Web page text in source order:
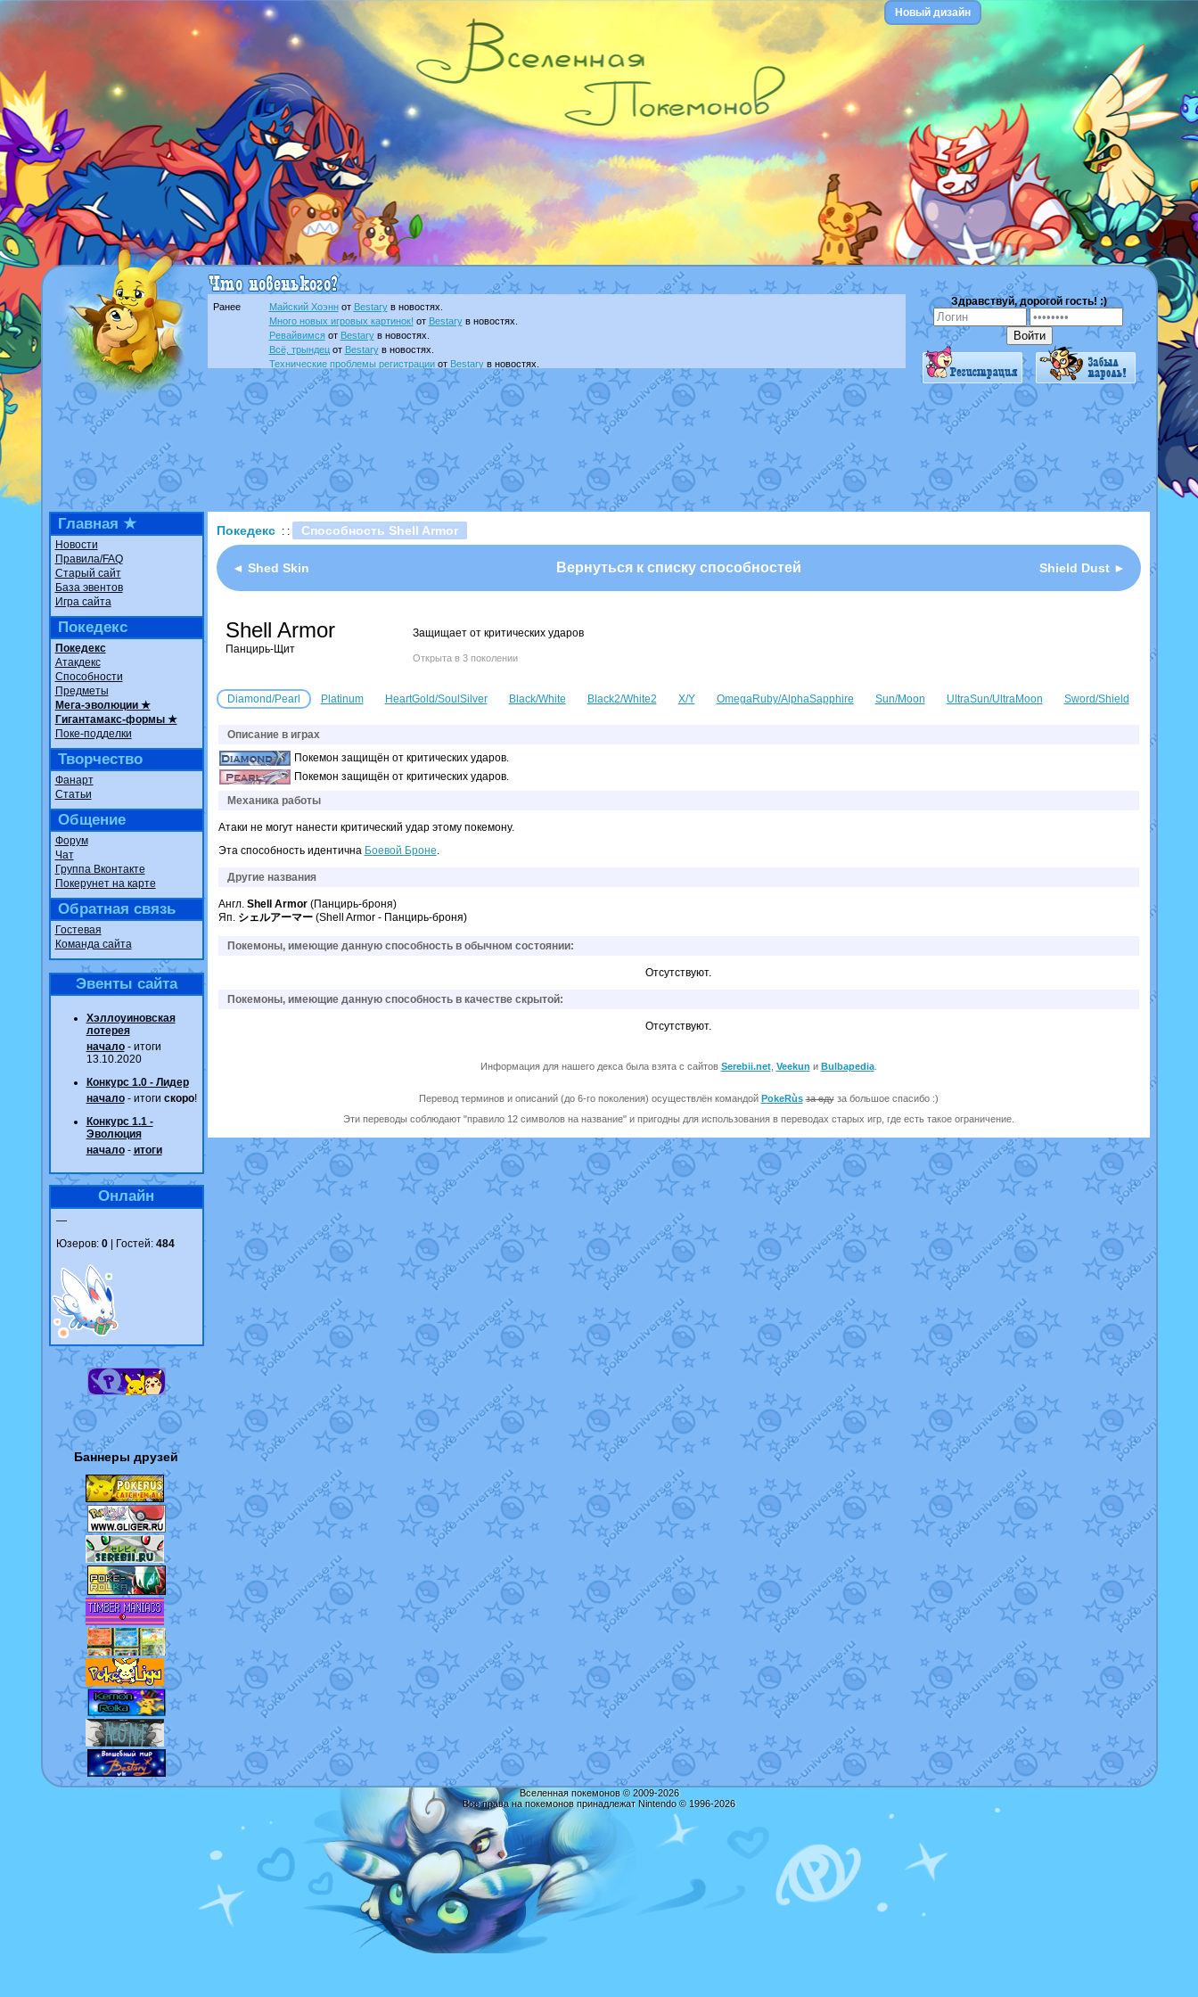
Новый дизайн
Ранее Майский Хоэннот Bestaryв новостях.
Много новых игровых картинок! от Bestaryв новостях.
Ревайвимсяот Bestaryв новостях.
Всё, трындецот Bestaryв новостях.
Технические проблемы регистрацииот Bestaryв новостях.
доброе утро славянеот Dakkuв фанарте.
Йолда и МимикьюотMavisNyanCat
в фанарте.
Недовольный котомангуст
отRandomon
в фанарте.
The Dark Wishmakerот Randomon
в фанарте.
в фанарте.
ilovearceus
Raging Boltот GraceDaFox
в фанарте.
Shadow mismagiusот
в фанарте.
художник
отvicavica в фанарте.
Здравствуй, дорогой гость! :)
Главная ★
Новости
Правила/FAQ
Старый сайт
База эвентов
Игра сайта
Покедекс
Покедекс
Атакдекс
Способности
Предметы
Мега-эволюции ★
Гигантамакс-формы ★
Поке-подделки
Творчество
Фанарт
Статьи
Общение
Форум
Чат
Группа Вконтакте
Покерунет на карте
Обратная связь
Гостевая
Команда сайта
Эвенты сайта
Хэллоуиновская
лотерея
начало- итоги
13.10.2020
Конкурс 1.0 - Лидер
начало- итоги скоро!
Конкурс 1.1 -
Эволюция
начало- итоги
Онлайн
—
Юзеров: 0| Гостей: 484
Баннеры друзей
Покедекс : : Способность Shell Armor
◄ Shed Skin Вернуться к списку способностей Shield Dust ►
Shell Armor
Панцирь-Щит
Защищает от критических ударов
Открыта в 3 поколении
Diamond/Pearl Platinum HeartGold/SoulSilver Black/White Black2/White2 X/Y OmegaRuby/AlphaSapphire Sun/Moon UltraSun/UltraMoon Sword/Shield
Описание в играх
Покемон защищён от критических ударов.
Покемон защищён от критических ударов.
Механика работы
Атаки не могут нанести критический удар этому покемону.
Эта способность идентична Боевой Броне.
Другие названия
Англ. Shell Armor(Панцирь-броня)
Яп. シェルアーマー(Shell Armor - Панцирь-броня)
Покемоны, имеющие данную способность в обычном состоянии:
Отсутствуют.
Покемоны, имеющие данную способность в качестве скрытой:
Отсутствуют.
Информация для нашего декса была взята с сайтов Serebii.net, Veekun и Bulbapedia.
Перевод терминов и описаний (до 6-го поколения) осуществлён командой PokeRùs за едуза большое спасибо :)
Эти переводы соблюдают "правило 12 символов на название" и пригодны для использования в переводах старых игр, где есть такое ограничение.
Вселенная покемонов © 2009-2026
Все права на покемонов принадлежат Nintendo © 1996-2026